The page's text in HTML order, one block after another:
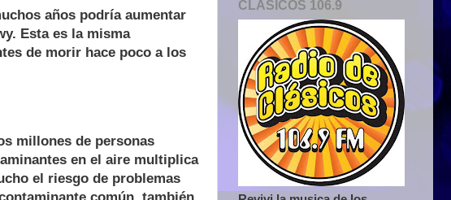
años podría aumentar
Esta es la misma
de morir hace poco a los
millones de personas
en el aire multiplica
el riesgo de problemas
CLASICOS 106.9